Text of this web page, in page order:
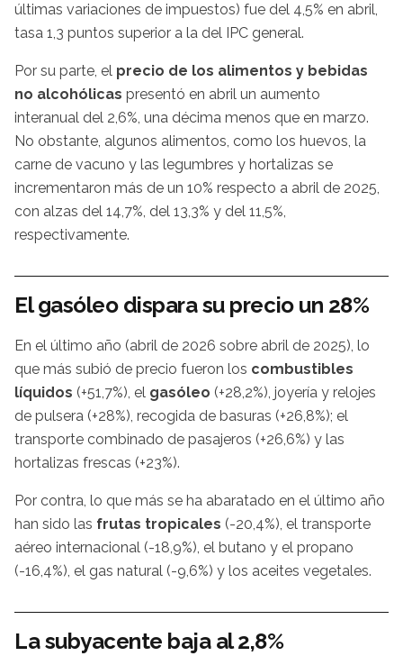
últimas variaciones de impuestos) fue del 4,5% en abril,
tasa 1,3 puntos superior a la del IPC general.
Por su parte, el precio de los alimentos y bebidas
no alcohólicas presentó en abril un aumento
interanual del 2,6%, una décima menos que en marzo.
No obstante, algunos alimentos, como los huevos, la
carne de vacuno y las legumbres y hortalizas se
incrementaron más de un 10% respecto a abril de 2025,
con alzas del 14,7%, del 13,3% y del 11,5%,
respectivamente.
El gasóleo dispara su precio un 28%
En el último año (abril de 2026 sobre abril de 2025), lo
que más subió de precio fueron los combustibles
líquidos (+51,7%), el gasóleo (+28,2%), joyería y relojes
de pulsera (+28%), recogida de basuras (+26,8%); el
transporte combinado de pasajeros (+26,6%) y las
hortalizas frescas (+23%).
Por contra, lo que más se ha abaratado en el último año
han sido las frutas tropicales (-20,4%), el transporte
aéreo internacional (-18,9%), el butano y el propano
(-16,4%), el gas natural (-9,6%) y los aceites vegetales.
La subyacente baja al 2,8%